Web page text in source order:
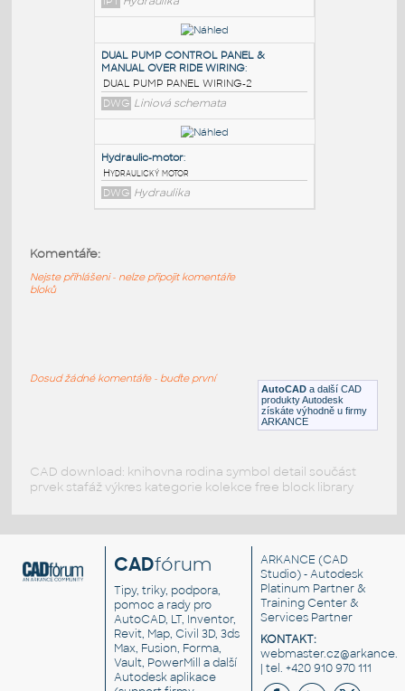
Eaton Pinston 70423:
Hydraulické čerpadlo Eaton Pinston 70423
IPT Hydraulika
Bomba Eaton 70122:
Hydraulické čerpadlo Bomba Eaton 70122
IPT Hydraulika
DWG Liniová schemata
AutoCAD a další CAD
produkty Autodesk
získáte výhodně u firmy
ARKANCE
Komentáře:
Nejste přihlášeni - nelze připojit komentáře
bloků
Dosud žádné komentáře - buďte první
CAD download: knihovna rodina symbol detail součást
prvek stafáž výkres kategorie kolekce free block library
CADfórum
Tipy, triky, podpora,
pomoc a rady pro
AutoCAD, LT, Inventor,
Revit, Map, Civil 3D, 3ds
Max, Fusion, Forma,
Vault, PowerMill a další
Autodesk aplikace
ARKANCE (CAD
Studio) - Autodesk
Platinum Partner &
Training Center &
Services Partner
KONTAKT:
| tel. +420 910 970 111